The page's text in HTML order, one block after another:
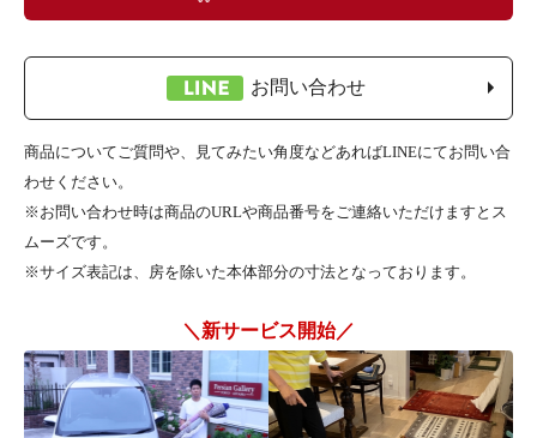
お問い合わせ
商品についてご質問や、見てみたい角度などあればLINEにてお問い合
わせください。
※お問い合わせ時は商品のURLや商品番号をご連絡いただけますとス
ムーズです。
※サイズ表記は、房を除いた本体部分の寸法となっております。
＼新サービス開始／